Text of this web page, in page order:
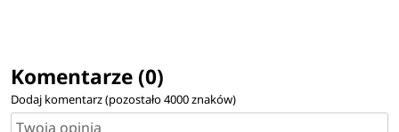
Komentarze (0)
Dodaj komentarz (pozostało4000znaków)